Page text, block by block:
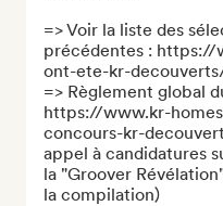
=> Voir la liste des
précédentes :
ont-ete-kr-
=> Règlement global
https://www.kr-
concours-kr-
appel à candidatures
la "Groover
la compilation)